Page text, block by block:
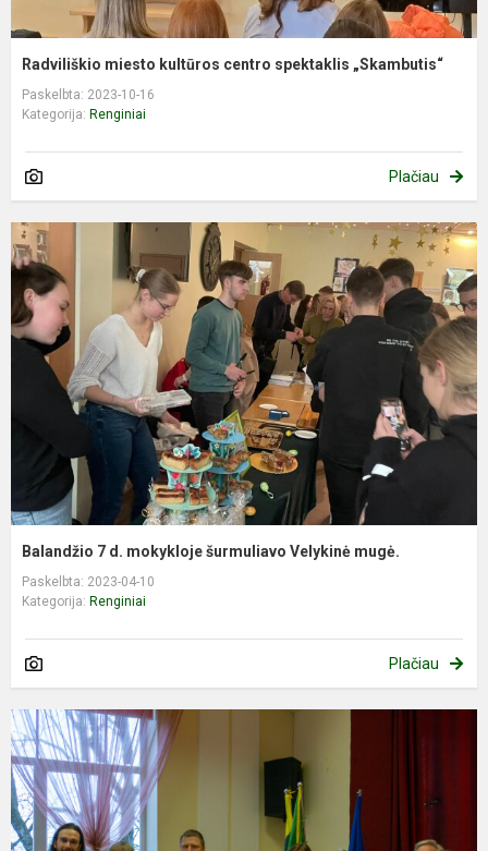
Radviliškio miesto kultūros centro spektaklis „Skambutis“
Paskelbta: 2023-10-16
Kategorija: Renginiai
Plačiau
Balandžio 7 d. mokykloje šurmuliavo Velykinė mugė.
Paskelbta: 2023-04-10
Kategorija: Renginiai
Plačiau